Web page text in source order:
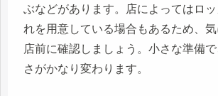
ぶなどがあります。店によってはロ
れを用意している場合もあるため、
店前に確認しましょう。小さな準備
さがかなり変わります。